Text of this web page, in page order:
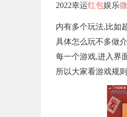
2022幸运红包娱乐
内有多个玩法,比如
具体怎么玩不多做
每一个游戏,进入界
所以大家看游戏规